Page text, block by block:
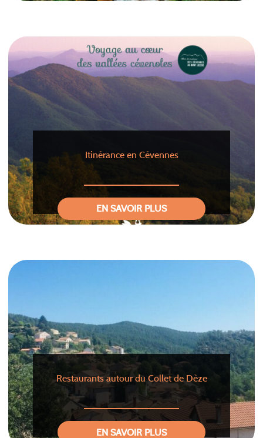
Itinérance en Cévennes
EN SAVOIR PLUS
Restaurants autour du Collet de Dèze
EN SAVOIR PLUS